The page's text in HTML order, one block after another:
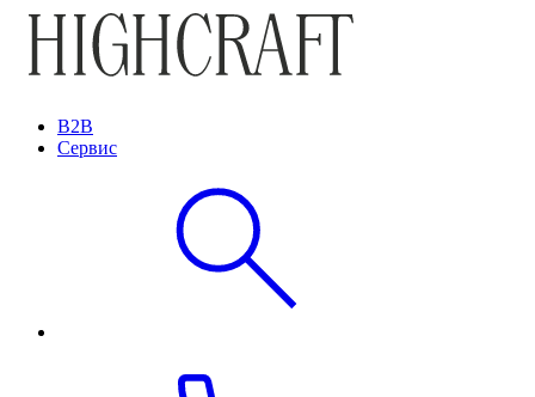
B2B
Сервис